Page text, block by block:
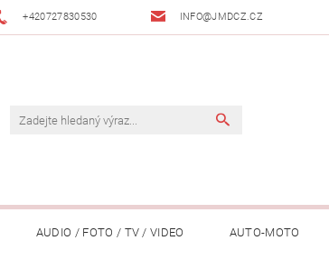
+420727830530 INFO@JMDCZ.CZ
AUDIO / FOTO / TV / VIDEO AUTO-MOTO